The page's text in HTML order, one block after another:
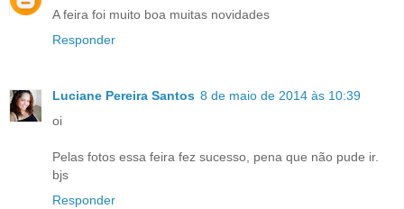
A feira foi muito boa muitas novidades
Responder
Luciane Pereira Santos 8 de maio de 2014 às 10:39
oi
Pelas fotos essa feira fez sucesso, pena que não pude ir.
bjs
Responder